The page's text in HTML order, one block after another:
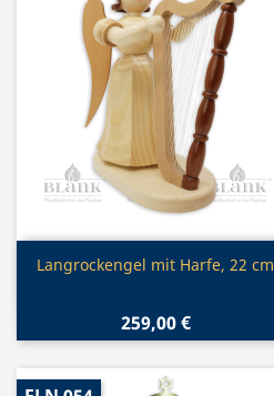
Vorschau
Langrockengel mit Harfe, 22 cm
259,00 €